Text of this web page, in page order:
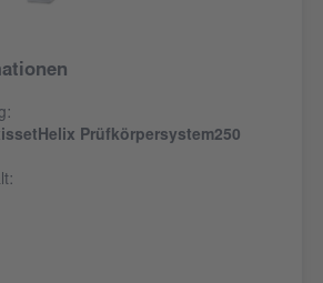
Prüfkörpersystem250